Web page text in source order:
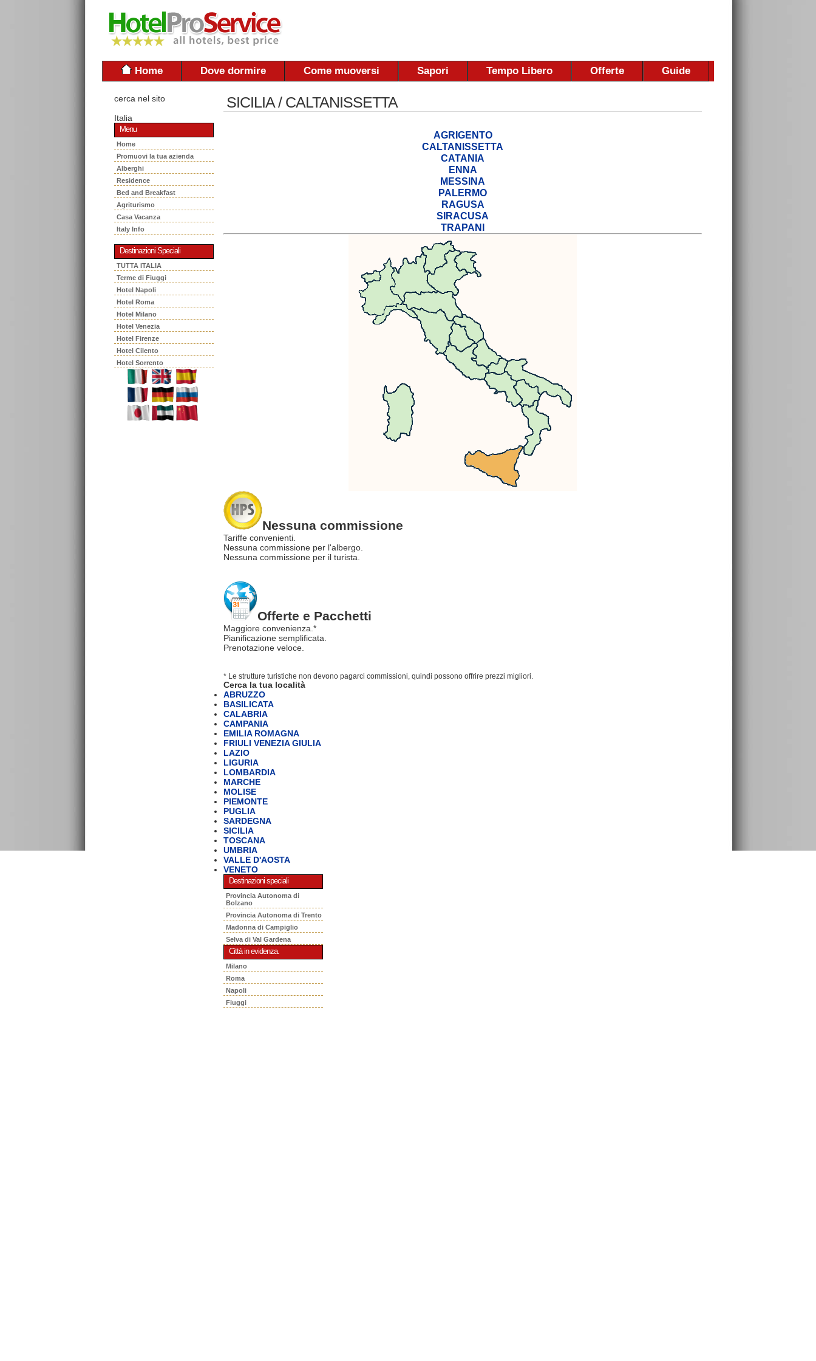
Home Dove dormire Come muoversi Sapori Tempo Libero Offerte Guide
cerca nel sito
Italia
Menu
Home
Promuovi la tua azienda
Alberghi
Residence
Bed and Breakfast
Agriturismo
Casa Vacanza
Italy Info
Destinazioni Speciali
TUTTA ITALIA
Terme di Fiuggi
Hotel Napoli
Hotel Roma
Hotel Milano
Hotel Venezia
Hotel Firenze
Hotel Cilento
Hotel Sorrento
SICILIA / CALTANISSETTA
AGRIGENTO
CALTANISSETTA
CATANIA
ENNA
MESSINA
PALERMO
RAGUSA
SIRACUSA
TRAPANI
Nessuna commissione
Tariffe convenienti.
Nessuna commissione per l'albergo.
Nessuna commissione per il turista.
Offerte e Pacchetti
Maggiore convenienza.*
Pianificazione semplificata.
Prenotazione veloce.
* Le strutture turistiche non devono pagarci commissioni, quindi possono offrire prezzi migliori.
Cerca la tua località
ABRUZZO
BASILICATA
CALABRIA
CAMPANIA
EMILIA ROMAGNA
FRIULI VENEZIA GIULIA
LAZIO
LIGURIA
LOMBARDIA
MARCHE
MOLISE
PIEMONTE
PUGLIA
SARDEGNA
SICILIA
TOSCANA
UMBRIA
VALLE D'AOSTA
VENETO
Destinazioni speciali
Provincia Autonoma di
Bolzano
Provincia Autonoma di Trento
Madonna di Campiglio
Selva di Val Gardena
Città in evidenza.
Milano
Roma
Napoli
Fiuggi